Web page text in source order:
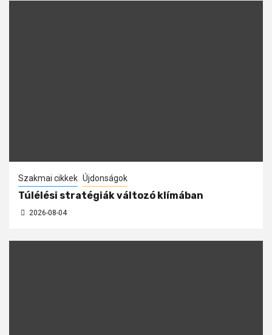
Szakmai cikkek Újdonságok
Túlélési stratégiák változó klímában
2026-08-04